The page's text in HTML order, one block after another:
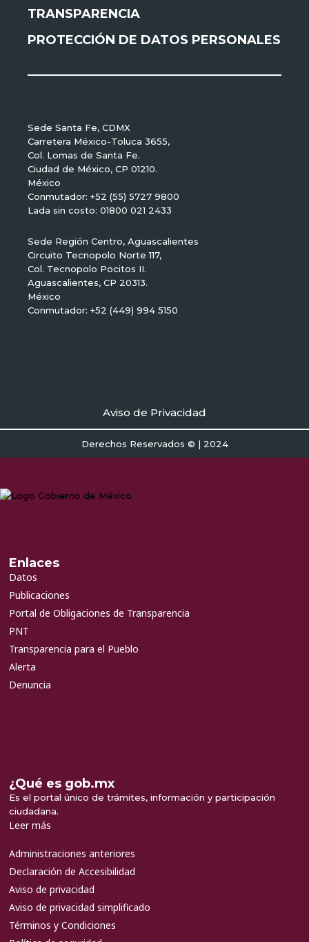
TRANSPARENCIA
PROTECCIÓN DE DATOS PERSONALES
Sede Santa Fe, CDMX
Carretera México-Toluca 3655,
Col. Lomas de Santa Fe.
Ciudad de México, CP 01210.
México
Conmutador: +52 (55) 5727 9800
Lada sin costo: 01800 021 2433
Sede Región Centro, Aguascalientes
Circuito Tecnopolo Norte 117,
Col. Tecnopolo Pocitos II.
Aguascalientes, CP 20313.
México
Conmutador: +52 (449) 994 5150
Aviso de Privacidad
Derechos Reservados © | 2024
Enlaces
Datos
Publicaciones
Portal de Obligaciones de Transparencia
PNT
Transparencia para el Pueblo
Alerta
Denuncia
¿Qué es gob.mx
Es el portal único de trámites, información y participación
ciudadana.
Leer más
Administraciones anteriores
Declaración de Accesibilidad
Aviso de privacidad
Aviso de privacidad simplificado
Términos y Condiciones